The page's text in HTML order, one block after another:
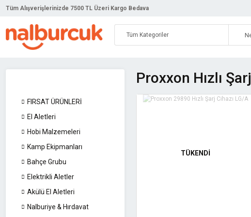
Tüm Alışverişlerinizde 7500 TL Üzeri Kargo Bedava
FIRSAT ÜRÜNLERİ
El Aletleri
Hobi Malzemeleri
Kamp Ekipmanları
Bahçe Grubu
Elektrikli Aletler
Akülü El Aletleri
Nalburiye & Hırdavat
Proxxon Hızlı Şarj
TÜKENDİ